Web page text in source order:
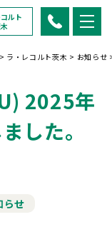
ルト
> ラ・レコルト茨木 > お知らせ
2025年
した。
らせ